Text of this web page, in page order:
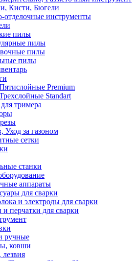
Кисти, Бюгели
отделочные инструменты
пилы
пилы
пилы
пилы
Premium
Standart
тримера
Уход за газоном
сетки
станки
аппараты
для сварки
и электроды для сварки
перчатки для сварки
ручные
ковши